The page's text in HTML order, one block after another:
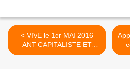
< VIVE le 1er MAI 2016
ANTICAPITALISTE ET
INTERNATIONALISTE !